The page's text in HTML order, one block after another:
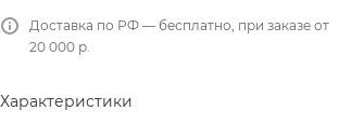
Доставка по РФ — бесплатно, при заказе от
20 000 р.
Характеристики